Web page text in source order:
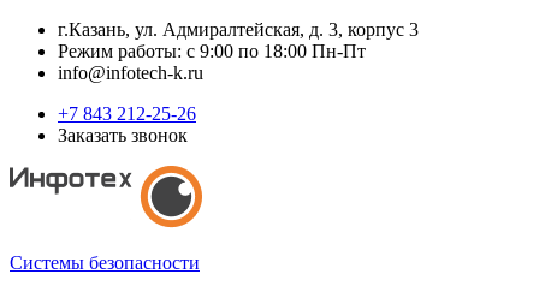
г.Казань, ул. Адмиралтейская, д. 3, корпус 3
Режим работы: с 9:00 по 18:00 Пн-Пт
info@infotech-k.ru
+7 843 212-25-26
Заказать звонок
Системы безопасности